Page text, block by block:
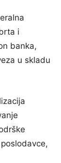
i
banka,
u skladu